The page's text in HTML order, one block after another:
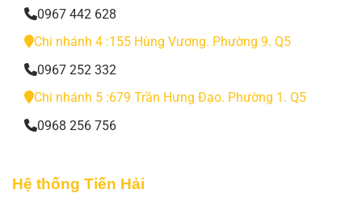
0967 442 628
Chi nhánh 4 :155 Hùng Vương. Phường 9. Q5
0967 252 332
Chi nhánh 5 :679 Trần Hưng Đạo. Phường 1. Q5
0968 256 756
Hệ thống Tiến Hải